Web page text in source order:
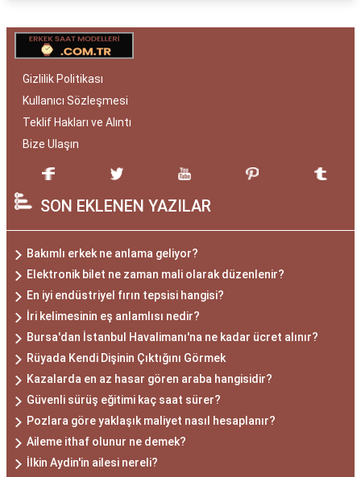
Gizlilik Politikası
Kullanıcı Sözleşmesi
Teklif Hakları ve Alıntı
Bize Ulaşın
SON EKLENEN YAZILAR
Bakımlı erkek ne anlama geliyor?
Elektronik bilet ne zaman mali olarak düzenlenir?
En iyi endüstriyel fırın tepsisi hangisi?
İri kelimesinin eş anlamlısı nedir?
Bursa'dan İstanbul Havalimanı'na ne kadar ücret alınır?
Rüyada Kendi Dişinin Çıktığını Görmek
Kazalarda en az hasar gören araba hangisidir?
Güvenli sürüş eğitimi kaç saat sürer?
Pozlara göre yaklaşık maliyet nasıl hesaplanır?
Aileme ithaf olunur ne demek?
İlkin Aydin'in ailesi nereli?